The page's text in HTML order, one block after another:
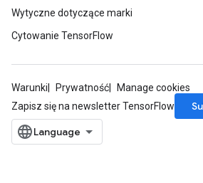
Wytyczne dotyczące marki
Cytowanie TensorFlow
Warunki Prywatność
Manage cookies
Zapisz się na newsletter TensorFlow